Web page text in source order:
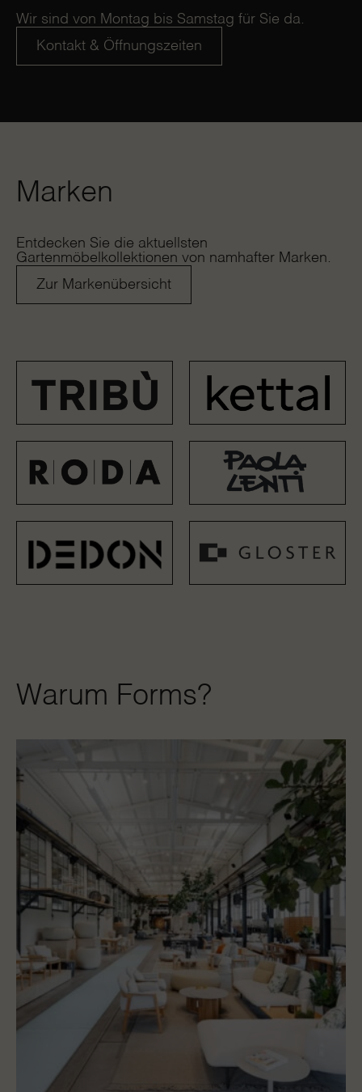
Wir sind von Montag bis Samstag für Sie da.
Kontakt & Öffnungszeiten
Marken
Entdecken Sie die aktuellsten
Gartenmöbelkollektionen von namhafter Marken.
Zur Markenübersicht
Warum Forms?